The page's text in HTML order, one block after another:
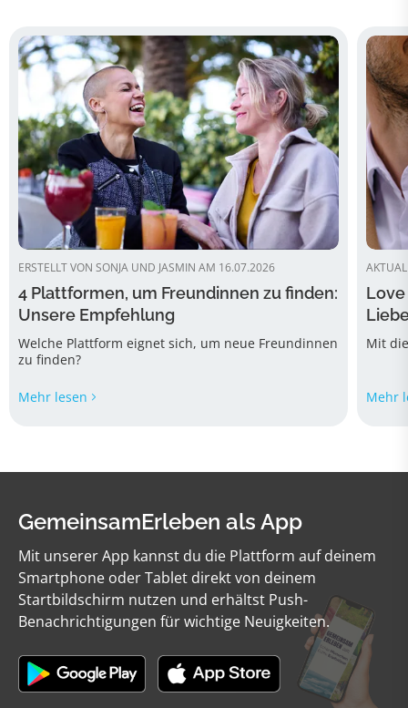
ERSTELLT VON SONJA UND JASMIN AM 16.07.2026
4 Plattformen, um Freundinnen zu finden:
Unsere Empfehlung
Welche Plattform eignet sich, um neue Freundinnen
zu finden?
Mehr lesen
Mit
Mehr
GemeinsamErleben als App
Mit unserer App kannst du die Plattform auf deinem
Smartphone oder Tablet direkt von deinem
Startbildschirm nutzen und erhältst Push-
Benachrichtigungen für wichtige Neuigkeiten.